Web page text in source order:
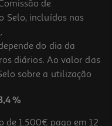
de
Selo, incluídos nas
.
do dia da
diários. Ao valor das
sobre a utilização
%
1.500€ pago em 12